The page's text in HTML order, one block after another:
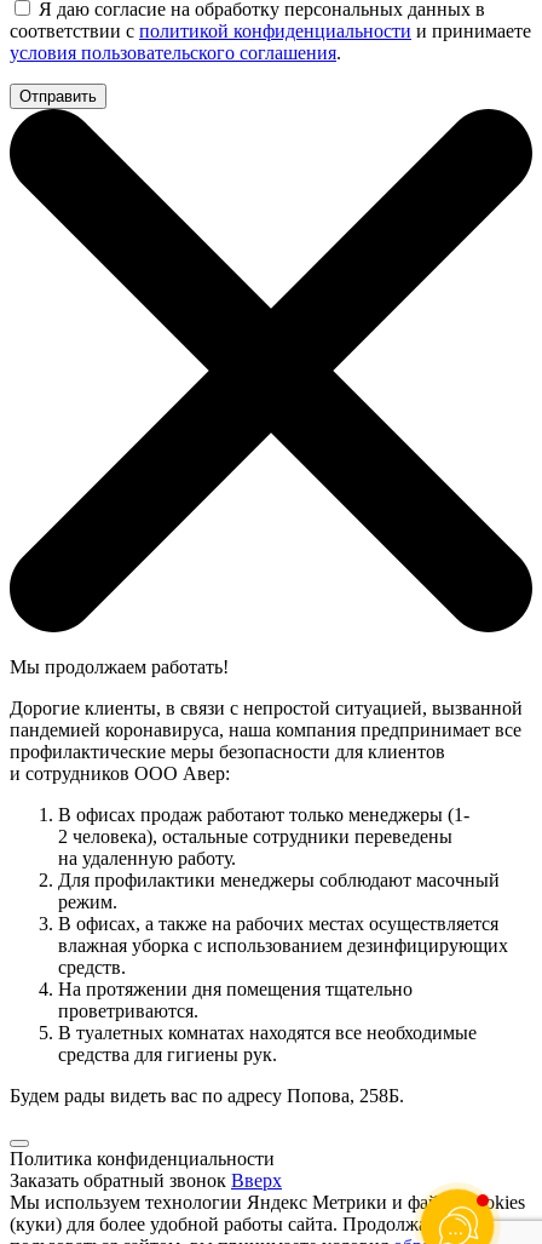
Я даю согласие на обработку персональных данных в
соответствии с политикой конфиденциальности и принимаете
условия пользовательского соглашения.
Мы продолжаем работать!
Дорогие клиенты, в связи с непростой ситуацией, вызванной
пандемией коронавируса, наша компания предпринимает все
профилактические меры безопасности для клиентов
и сотрудников ООО Авер:
В офисах продаж работают только менеджеры (1-
2 человека), остальные сотрудники переведены
на удаленную работу.
Для профилактики менеджеры соблюдают масочный
режим.
В офисах, а также на рабочих местах осуществляется
влажная уборка с использованием дезинфицирующих
средств.
На протяжении дня помещения тщательно
проветриваются.
В туалетных комнатах находятся все необходимые
средства для гигиены рук.
Будем рады видеть вас по адресу Попова, 258Б.
Политика конфиденциальности
Заказать обратный звонок Вверх
Мы используем технологии Яндекс Метрики и файлы cookies
(куки) для более удобной работы сайта. Продолжая